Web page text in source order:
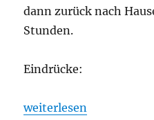
dann zurück nach
Stunden.
Eindrücke:
„Verlaufsbericht:
weiterlesen